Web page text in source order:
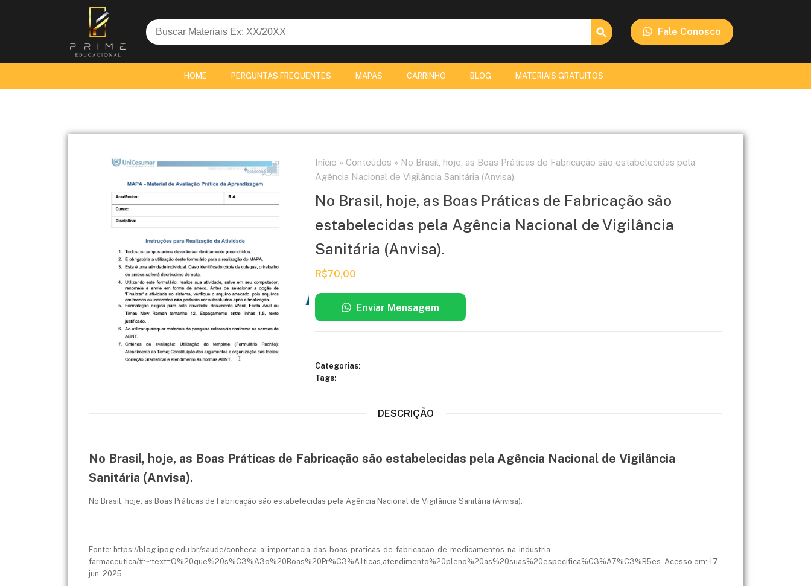
Search
for:
Search Button
Fale Conosco
HOME PERGUNTAS FREQUENTES MAPAS CARRINHO BLOG MATERIAIS GRATUITOS
Início » Conteúdos » No Brasil, hoje, as Boas Práticas de Fabricação são estabelecidas pela
Agência Nacional de Vigilância Sanitária (Anvisa).
No Brasil, hoje, as Boas Práticas de Fabricação são
estabelecidas pela Agência Nacional de Vigilância
Sanitária (Anvisa).
R$70,00
Enviar Mensagem
Categorias:
Tags:
DESCRIÇÃO
No Brasil, hoje, as Boas Práticas de Fabricação são estabelecidas pela Agência Nacional de Vigilância
Sanitária (Anvisa).
No Brasil, hoje, as Boas Práticas de Fabricação são estabelecidas pela Agência Nacional de Vigilância Sanitária (Anvisa).
Fonte: https://blog.ipog.edu.br/saude/conheca-a-importancia-das-boas-praticas-de-fabricacao-de-medicamentos-na-industria-
farmaceutica/#:~:text=O%20que%20s%C3%A3o%20Boas%20Pr%C3%A1ticas,atendimento%20pleno%20as%20suas%20especifica%C3%A7%C3%B5es. Acesso em: 17
jun. 2025.